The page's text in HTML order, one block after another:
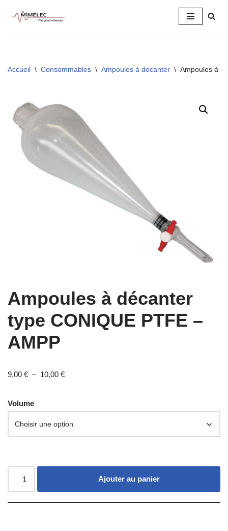
Accueil \ Consommables \ Ampoules à decanter \ Ampoules à
Ampoules à décanter
type CONIQUE PTFE –
AMPP
9,00 € – 10,00 €
Volume
Ajouter au panier